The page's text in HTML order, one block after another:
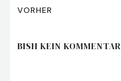
VORHER
BISH KEIN KOMMENTAR